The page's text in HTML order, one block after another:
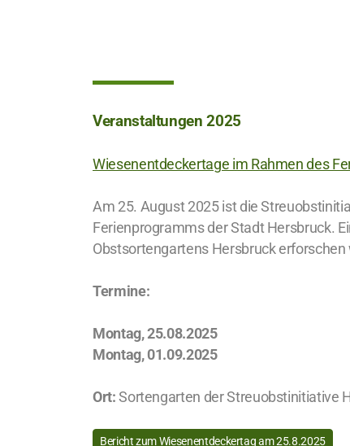
Veranstaltungen 2025
Wiesenentdeckertage im Rahmen des
Am 25. August 2025 ist die
Ferienprogramms der Stadt Hersbruck.
Obstsortengartens Hersbruck erforschen
Termine:
Montag, 25.08.2025
Montag, 01.09.2025
Ort:Sortengarten der Streuobstinitiative
Bericht zum Wiesenentdeckertag am 25.8.2025